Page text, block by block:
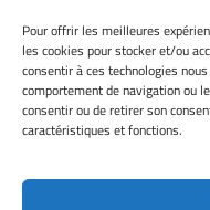
Pour offrir les meilleures
les cookies pour stocker et/ou
consentir à ces technologies
comportement de navigation ou
consentir ou de retirer son
caractéristiques et fonctions.
ICMUB
UFR Sciences et
9 Avenue Alain
21000 Dijon –
Tel : (+33) 380 396